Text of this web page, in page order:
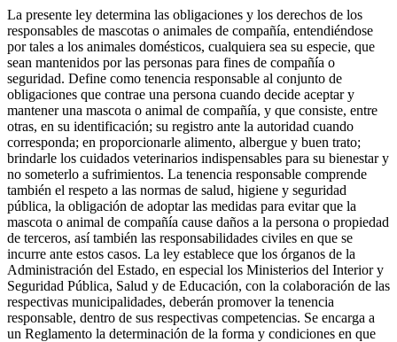
La presente ley determina las obligaciones y los derechos de los
responsables de mascotas o animales de compañía, entendiéndose
por tales a los animales domésticos, cualquiera sea su especie, que
sean mantenidos por las personas para fines de compañía o
seguridad. Define como tenencia responsable al conjunto de
obligaciones que contrae una persona cuando decide aceptar y
mantener una mascota o animal de compañía, y que consiste, entre
otras, en su identificación; su registro ante la autoridad cuando
corresponda; en proporcionarle alimento, albergue y buen trato;
brindarle los cuidados veterinarios indispensables para su bienestar y
no someterlo a sufrimientos. La tenencia responsable comprende
también el respeto a las normas de salud, higiene y seguridad
pública, la obligación de adoptar las medidas para evitar que la
mascota o animal de compañía cause daños a la persona o propiedad
de terceros, así también las responsabilidades civiles en que se
incurre ante estos casos. La ley establece que los órganos de la
Administración del Estado, en especial los Ministerios del Interior y
Seguridad Pública, Salud y de Educación, con la colaboración de las
respectivas municipalidades, deberán promover la tenencia
responsable, dentro de sus respectivas competencias. Se encarga a
un Reglamento la determinación de la forma y condiciones en que